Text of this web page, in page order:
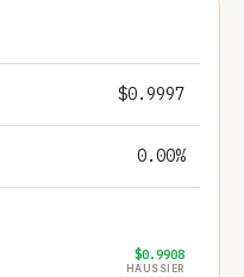
$0.9997
0.00%
$0.9908
HAUSSIER